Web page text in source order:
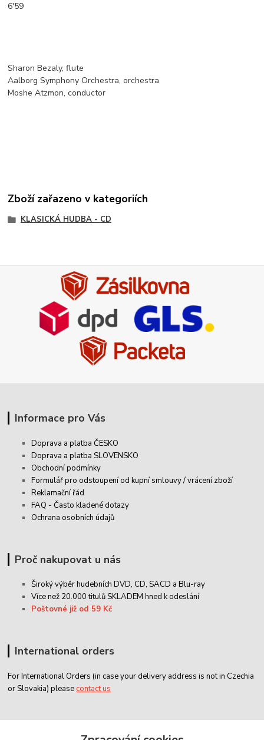
6'59
Sharon Bezaly, flute
Aalborg Symphony Orchestra, orchestra
Moshe Atzmon, conductor
Zboží zařazeno v kategoriích
KLASICKÁ HUDBA - CD
Informace pro Vás
Doprava a platba ČESKO
Doprava a platba SLOVENSKO
Obchodní podmínky
Formulář pro odstoupení od kupní smlouvy / vrácení zboží
Reklamační řád
FAQ - Často kladené dotazy
Ochrana osobních údajů
Proč nakupovat u nás
Široký výběr hudebních DVD, CD,SACD a Blu-ray
Více než 20.000 titulů SKLADEM hned k odeslání
Poštovné již od 59 Kč
International orders
For International Orders (in case your delivery address is not in Czechia
or Slovakia) please contact us